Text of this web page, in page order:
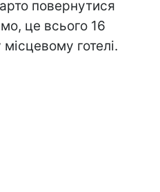
повернутися
це всього 16
готелі.